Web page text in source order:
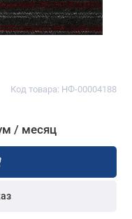
Код товара: НФ-00004188
/ месяц